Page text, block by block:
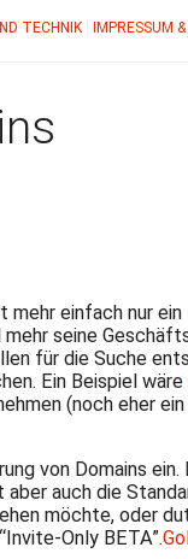
TECHNIK IMPRESSUM
mehr einfach nur ein
mehr seine
für die Suche
Ein Beispiel wäre
(noch eher ein
von Domains ein.
auch die
möchte, oder
Only BETA”.